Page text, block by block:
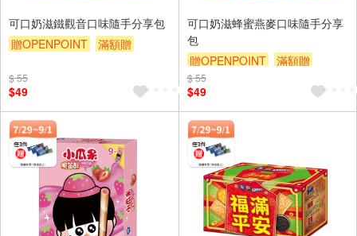
可口奶滋鐵觀音口味隨手分享包
贈OPENPOINT
滿額贈
$ 55
$49
可口奶滋蜂蜜燕麥口味隨手分享
包
贈OPENPOINT
滿額贈
滿額9折
$ 55
$49